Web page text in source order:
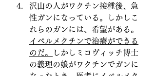
沢山の人がワクチン接種後、急
性ガンになっている。しかしこ
れらのガンには、希望がある。
イベルメクチンで治療ができる
のだ。
しかしミコヴィッチ博士
の義理の娘がワクチンでガンに